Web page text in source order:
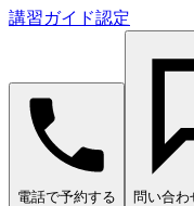
講習ガイド認定
電話で予約する 問い合わ